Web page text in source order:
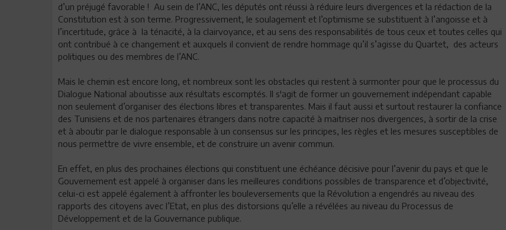
d’un préjugé favorable ! Au sein de l’ANC, les députés ont réussi à réduire leurs divergences et la rédaction de la
Constitution est à son terme. Progressivement, le soulagement et l’optimisme se substituent à l’angoisse et à
l’incertitude, grâce à la ténacité, à la clairvoyance, et au sens des responsabilités de tous ceux et toutes celles qui
ont contribué à ce changement et auxquels il convient de rendre hommage qu’il s’agisse du Quartet, des acteurs
politiques ou des membres de l’ANC.
Mais le chemin est encore long, et nombreux sont les obstacles qui restent à surmonter pour que le processus du
Dialogue National aboutisse aux résultats escomptés. Il s'agit de former un gouvernement indépendant capable
non seulement d’organiser des élections libres et transparentes. Mais il faut aussi et surtout restaurer la confiance
des Tunisiens et de nos partenaires étrangers dans notre capacité à maitriser nos divergences, à sortir de la crise
et à aboutir par le dialogue responsable à un consensus sur les principes, les règles et les mesures susceptibles de
nous permettre de vivre ensemble, et de construire un avenir commun.
En effet, en plus des prochaines élections qui constituent une échéance décisive pour l’avenir du pays et que le
Gouvernement est appelé à organiser dans les meilleures conditions possibles de transparence et d’objectivité,
celui-ci est appelé également à affronter les bouleversements que la Révolution a engendrés au niveau des
rapports des citoyens avec l’Etat, en plus des distorsions qu’elle a révélées au niveau du Processus de
Développement et de la Gouvernance publique.